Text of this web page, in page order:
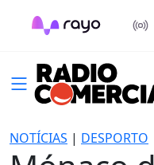
NOTÍCIAS | DESPORTO